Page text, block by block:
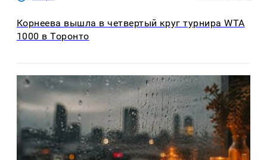
Корнеева вышла в четвертый круг турнира WTA
1000 в Торонто